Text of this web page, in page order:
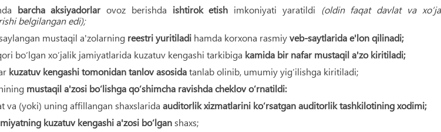
barcha aksiyadorlarovoz berishda ishtirok etish imkoniyati yaratildi (oldin faqat davlat va
belgilangan edi);
mustaqil a'zolarning reestri yuritiladi hamda korxona rasmiyveb-saytlarida e'lon qilinadi;
bo‘lgan xo‘jalik jamiyatlarida kuzatuv kengashi tarkibiga kamida bir nafar mustaqil a'zo kiritiladi;
kuzatuv kengashi tomonidan tanlov asosidatanlab olinib, umumiy yig‘ilishga kiritiladi;
mustaqil a'zosi bo‘lishga qo‘shimcha ravishda cheklov o‘rnatildi:
va (yoki) uning affillangan shaxslarida auditorlik xizmatlarini ko‘rsatgan auditorlik tashkilotining xodimi;
kuzatuv kengashi a'zosi bo‘lganshaxs;